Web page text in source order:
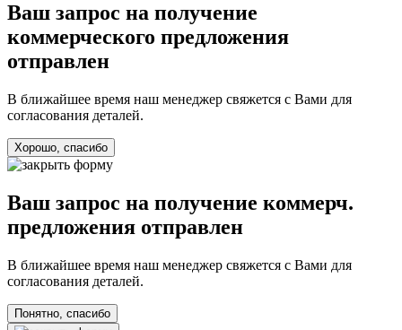
Ваш запрос на получение
коммерческого предложения
отправлен
В ближайшее время наш менеджер свяжется с Вами для
согласования деталей.
Хорошо, спасибо
Ваш запрос на получение коммерч.
предложения отправлен
В ближайшее время наш менеджер свяжется с Вами для
согласования деталей.
Понятно, спасибо